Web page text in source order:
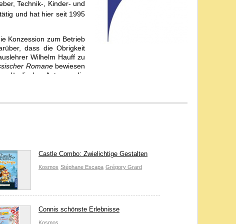
Technik-, Kinder- und
und hat hier seit 1995
Konzession zum Betrieb
dass die Obrigkeit
Wilhelm Hauff zu
Romanebewiesen
Autoren, die
Die beiden
und das Interesse der
fundierte Informationen
von 100.000 Stück. Das
und
Experimentierkästen
Die Idee und Umsetzung
Castle Combo: Zwielichtige Gestalten
Kosmos Stéphane Escapa Grégory Grard
Connis schönste Erlebnisse
Kosmos